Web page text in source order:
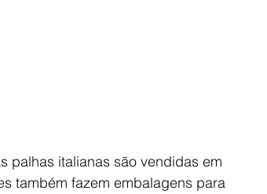
palhas italianas são vendidas em
também fazem embalagens para